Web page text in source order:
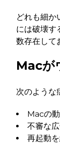
どれも細か
には破壊す
数存在して
Macが
次のような
Macの
不審な
再起動